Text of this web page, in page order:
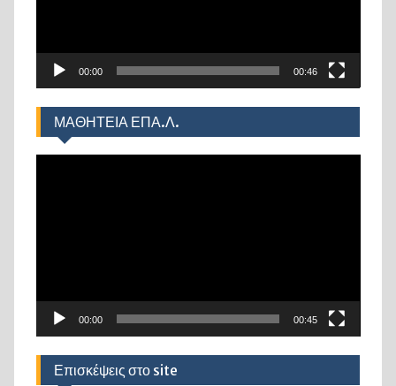
00:00 00:46
ΜΑΘΗΤΕΙΑ ΕΠΑ.Λ.
00:00 00:45
Επισκέψεις στο site